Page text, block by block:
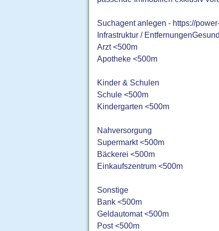
Suchagent anlegen - https://
Infrastruktur /
Arzt <500m
Apotheke <500m
Kinder & Schulen
Schule <500m
Kindergarten <500m
Nahversorgung
Supermarkt <500m
Bäckerei <500m
Einkaufszentrum <500m
Sonstige
Bank <500m
Geldautomat <500m
Post <500m